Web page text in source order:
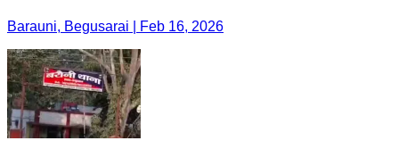
Barauni, Begusarai | Feb 16, 2026